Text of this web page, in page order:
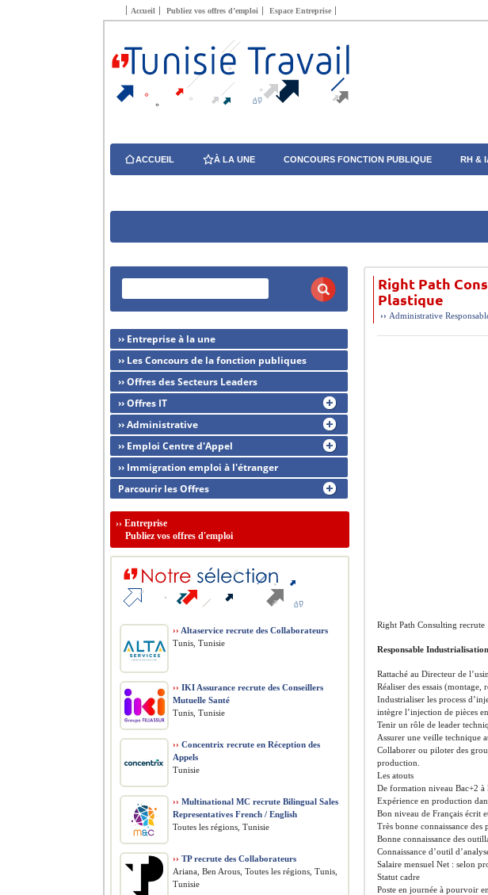
Accueil Publiez vos offres d’emploi Espace Entreprise
ACCUEIL À LA UNE CONCOURS FONCTION PUBLIQUE RH &
Right Path
Plastique
›› Administrative
Right Path Consulting recrute
Responsable
Rattaché au Directeur de
Réaliser des essais
Industrialiser les process
intègre l’injection de pièces
Tenir un rôle de leader
Assurer une veille technique
Collaborer ou piloter des
production.
Les atouts
De formation niveau Bac+2 à
Expérience en production
Bon niveau de Français écrit
Très bonne connaissance
Bonne connaissance des
Connaissance d’outil
Salaire mensuel Net : selon
Statut cadre
Poste en journée à pourvoir
›› Entreprise à la une
›› Les Concours de la fonction publiques
›› Offres des Secteurs Leaders
›› Offres IT
›› Administrative
›› Emploi Centre d'Appel
›› Immigration emploi à l'étranger
Parcourir les Offres
›› Entreprise
Publiez vos offres d'emploi
›› Altaservice recrute des Collaborateurs
Tunis, Tunisie
›› IKI Assurance recrute des Conseillers
Mutuelle Santé
Tunis, Tunisie
›› Concentrix recrute en Réception des
Appels
Tunisie
›› Multinational MC recrute Bilingual Sales
Representatives French / English
Toutes les régions, Tunisie
›› TP recrute des Collaborateurs
Ariana, Ben Arous, Toutes les régions, Tunis,
Tunisie